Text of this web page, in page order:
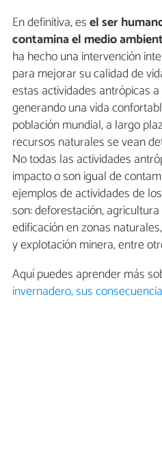
En definitiva, esel ser
contamina el medio
ha hecho una intervención
para mejorar su calidad de
estas actividades antrópicas
generando una vida
población mundial, a largo
recursos naturales se vean
No todas las actividades
impacto o son igual de
ejemplos de actividades de
son: deforestación,
edificación en zonas
y explotación minera, entre
Aquí puedes aprender más
invernadero, sus